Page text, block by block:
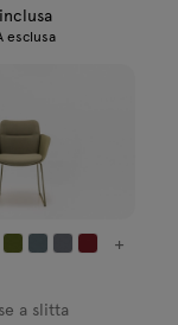
esclusa
+
a slitta